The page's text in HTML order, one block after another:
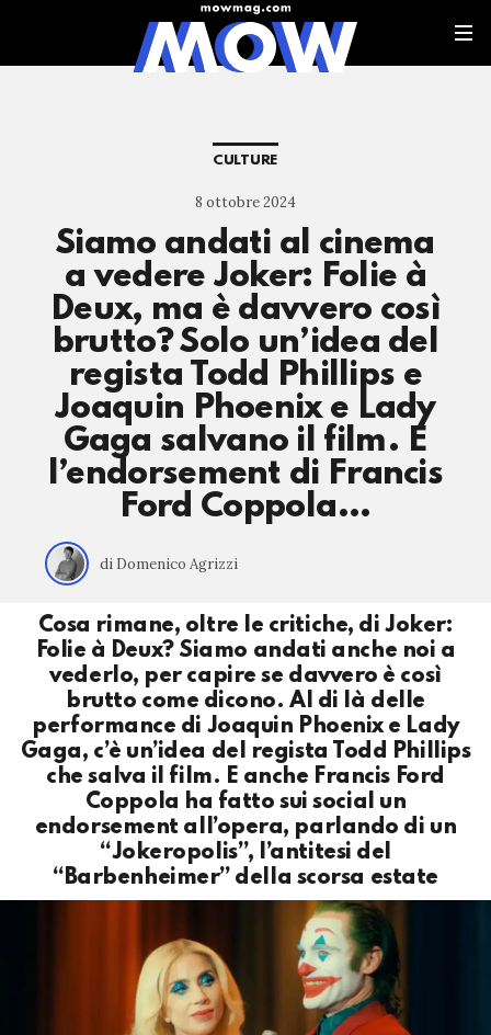
CULTURE
8 ottobre 2024
Siamo andati al cinema
a vedere Joker: Folie à
Deux, ma è davvero così
brutto? Solo un’idea del
regista Todd Phillips e
Joaquin Phoenix e Lady
Gaga salvano il film. E
l’endorsement di Francis
Ford Coppola…
di Domenico Agrizzi
Cosa rimane, oltre le critiche, di Joker:
Folie à Deux? Siamo andati anche noi a
vederlo, per capire se davvero è così
brutto come dicono. Al di là delle
performance di Joaquin Phoenix e Lady
Gaga, c’è un’idea del regista Todd Phillips
che salva il film. E anche Francis Ford
Coppola ha fatto sui social un
endorsement all’opera, parlando di un
“Jokeropolis”, l’antitesi del
“Barbenheimer” della scorsa estate